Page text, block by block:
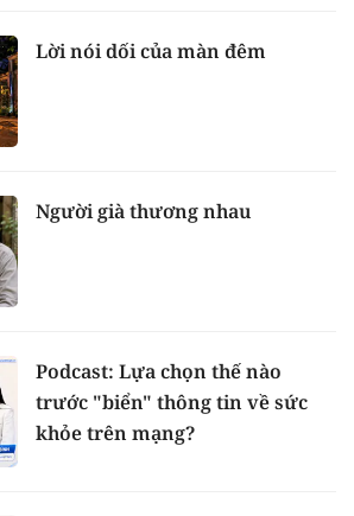
Lời nói dối của màn đêm
Người già thương nhau
Podcast: Lựa chọn thế nào
trước "biển" thông tin về sức
khỏe trên mạng?